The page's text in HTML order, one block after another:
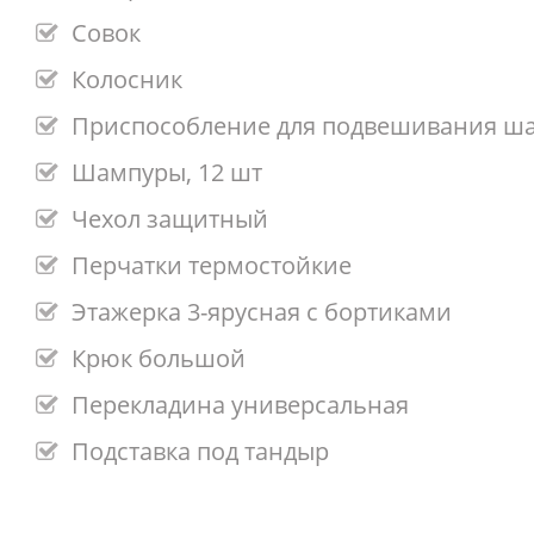
Совок
Колосник
Приспособление для подвешивания
Шампуры, 12 шт
Чехол защитный
Перчатки термостойкие
Этажерка 3-ярусная с бортиками
Крюк большой
Перекладина универсальная
Подставка под тандыр